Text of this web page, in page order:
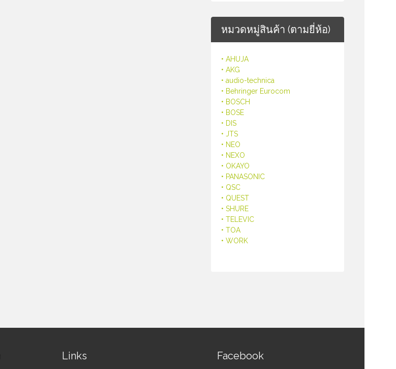
หมวดหมู่สินค้า (ตามยี่ห้อ)
• AHUJA
• AKG
• audio-technica
• Behringer Eurocom
• BOSCH
• BOSE
• DIS
• JTS
• NEO
• NEXO
• OKAYO
• PANASONIC
• QSC
• QUEST
• SHURE
• TELEVIC
• TOA
• WORK
Links Facebook